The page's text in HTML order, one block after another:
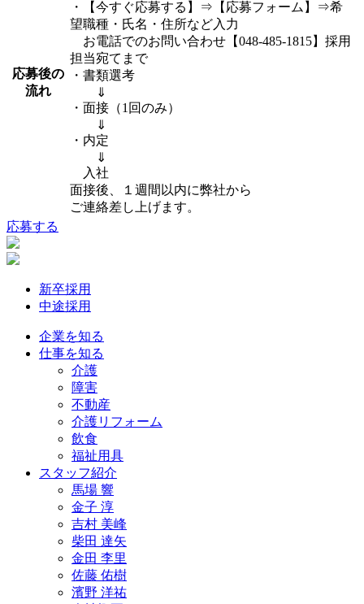
応募後の
流れ
・【今すぐ応募する】⇒【応募フォーム】⇒希
望職種・氏名・住所など入力
お電話でのお問い合わせ【048-485-1815】採用
担当宛てまで
・書類選考
⇓
・面接（1回のみ）
⇓
・内定
⇓
入社
面接後、１週間以内に弊社から
ご連絡差し上げます。
応募する
新卒採用
中途採用
企業を知る
仕事を知る
介護
障害
不動産
介護リフォーム
飲食
福祉用具
スタッフ紹介
馬場 響
金子 淳
吉村 美峰
柴田 達矢
金田 李里
佐藤 佑樹
濱野 洋祐